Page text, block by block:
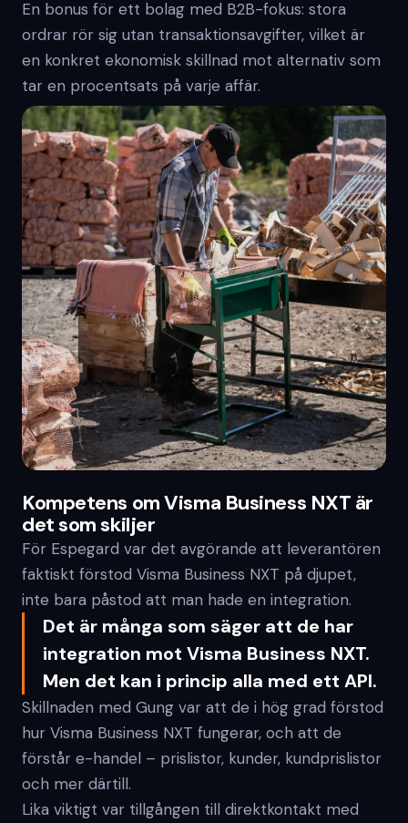
En bonus för ett bolag med B2B-fokus: stora
ordrar rör sig utan transaktionsavgifter, vilket är
en konkret ekonomisk skillnad mot alternativ som
tar en procentsats på varje affär.
Kompetens om Visma Business NXT är
det som skiljer
För Espegard var det avgörande att leverantören
faktiskt förstod Visma Business NXT på djupet,
inte bara påstod att man hade en integration.
Det är många som säger att de har
integration mot Visma Business NXT.
Men det kan i princip alla med ett API.
Skillnaden med Gung var att de i hög grad förstod
hur Visma Business NXT fungerar, och att de
förstår e-handel – prislistor, kunder, kundprislistor
och mer därtill.
Lika viktigt var tillgången till direktkontakt med